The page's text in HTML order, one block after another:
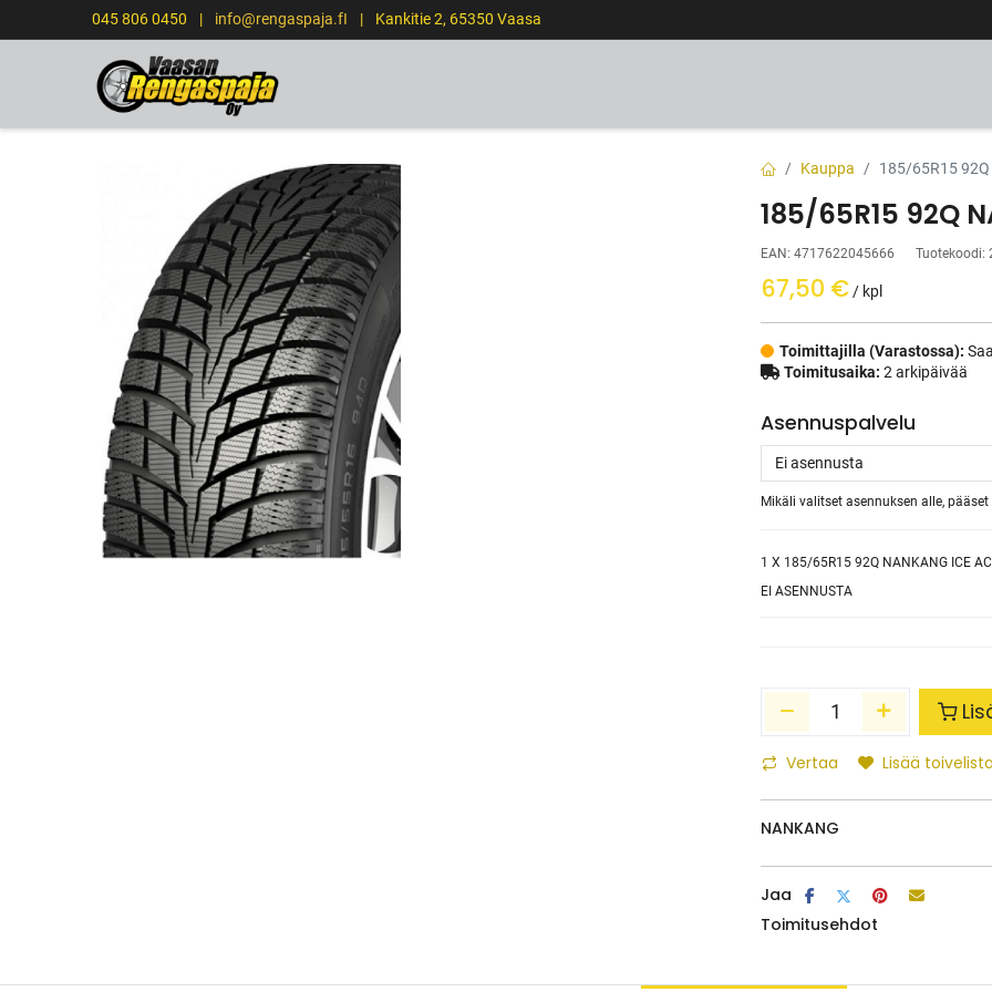
045 806 0450 | info@rengaspaja.fI | Kankitie 2, 65350 Vaasa
Kauppa 185/65R15 92Q
185/65R15 92Q
EAN: 4717622045666 Tuotekoodi:
67,50 € / kpl
Toimittajilla (Varastossa):
Toimitusaika: 2 arkipäivää
Asennuspalvelu
Mikäli valitset asennuksen alle,
1 X 185/65R15 92Q NANKANG ICE
EI ASENNUSTA
Vertaa Lisää
NANKANG
Jaa
Toimitusehdot